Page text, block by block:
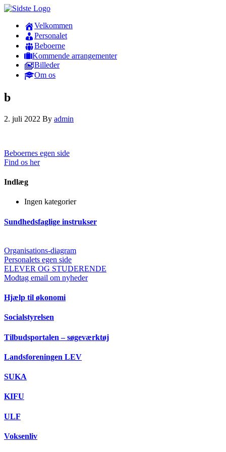
Velkommen
Personalet
Beboerne
Kommende arrangementer
Billeder
Om os
b
2. juli 2022 By admin
Beboernes egen side
Find os her
Indlæg
Ingen kategorier
Sundhedsfaglige instrukser
Organisations-diagram
Personalets egen side
ELEVER OG STUDERENDE
Modtag email om nyheder
Hjælp til økonomi
Socialstyrelsen
Tilbudsportalen – søgeværktøj
Landsforeningen LEV
SUKA
KIFU
ULF
Voksenliv